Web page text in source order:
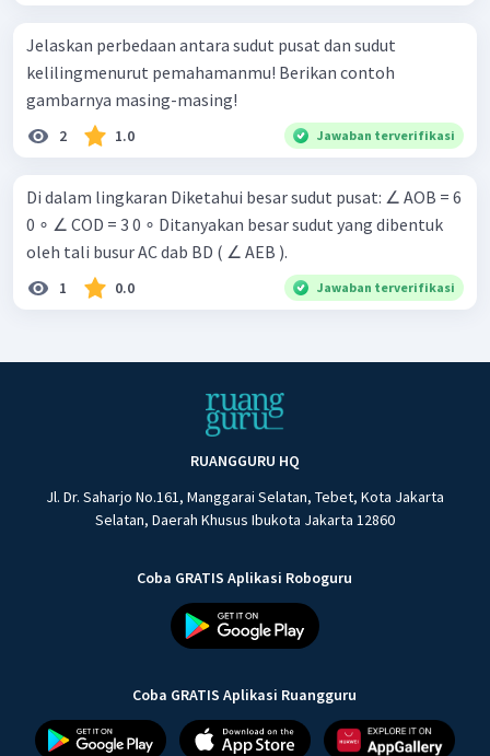
Jelaskan perbedaan antara sudut pusat dan sudut
kelilingmenurut pemahamanmu! Berikan contoh
gambarnya masing-masing!
2 1.0 Jawaban terverifikasi
Di dalam lingkaran Diketahui besar sudut pusat: ∠ AOB = 6
0 ∘ ∠ COD = 3 0 ∘ Ditanyakan besar sudut yang dibentuk
oleh tali busur AC dab BD ( ∠ AEB ).
1 0.0 Jawaban terverifikasi
RUANGGURU HQ
Jl. Dr. Saharjo No.161, Manggarai Selatan, Tebet, Kota Jakarta
Selatan, Daerah Khusus Ibukota Jakarta 12860
Coba GRATIS Aplikasi Roboguru
Coba GRATIS Aplikasi Ruangguru